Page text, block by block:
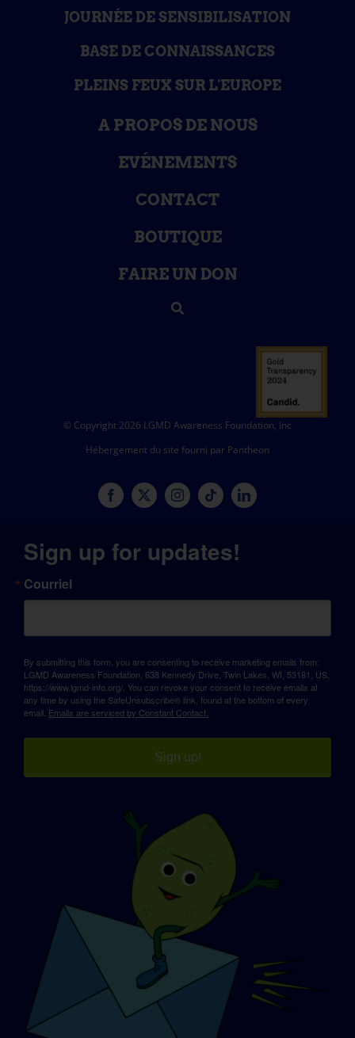
JOURNÉE DE SENSIBILISATION
BASE DE CONNAISSANCES
PLEINS FEUX SUR L'EUROPE
A PROPOS DE NOUS
EVÉNEMENTS
CONTACT
BOUTIQUE
FAIRE UN DON
© Copyright 2026 LGMD Awareness Foundation, Inc
Hébergement du site fourni par Pantheon
Sign up for updates!
Courriel
By submitting this form, you are consenting to receive marketing emails from:
LGMD Awareness Foundation, 638 Kennedy Drive, Twin Lakes, WI, 53181, US,
https://www.lgmd-info.org/. You can revoke your consent to receive emails at
any time by using the SafeUnsubscribe® link, found at the bottom of every
email. Emails are serviced by Constant Contact.
Sign up!